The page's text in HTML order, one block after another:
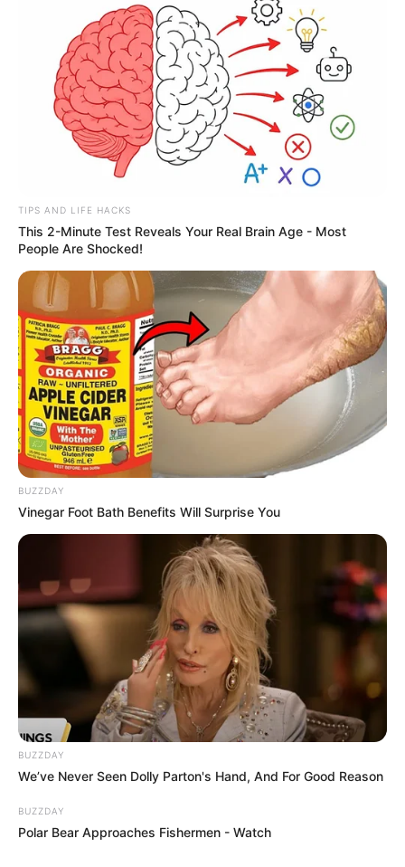
TIPS AND LIFE HACKS
This 2-Minute Test Reveals Your Real Brain Age - Most
People Are Shocked!
BUZZDAY
Vinegar Foot Bath Benefits Will Surprise You
BUZZDAY
We’ve Never Seen Dolly Parton's Hand, And For Good Reason
BUZZDAY
Polar Bear Approaches Fishermen - Watch